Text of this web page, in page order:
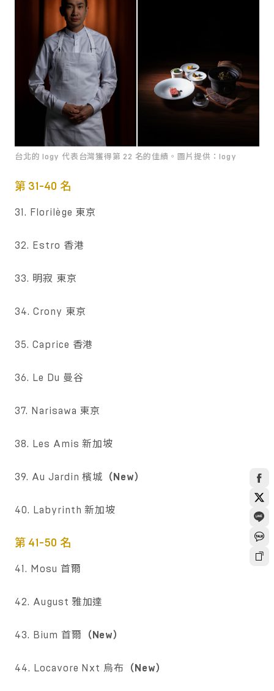
台北的 logy 代表台灣獲得第 22 名的佳績。圖片提供：logy
第 31-40 名
31. Florilège 東京
32. Estro 香港
33. 明寂 東京
34. Crony 東京
35. Caprice 香港
36. Le Du 曼谷
37. Narisawa 東京
38. Les Amis 新加坡
39. Au Jardin 檳城 （New）
40. Labyrinth 新加坡
第 41-50 名
41. Mosu 首爾
42. August 雅加達
43. Bium 首爾 （New）
44. Locavore Nxt 烏布 （New）